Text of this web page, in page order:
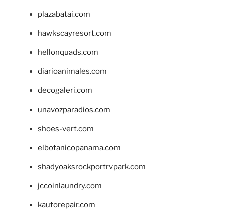
plazabatai.com
hawkscayresort.com
hellonquads.com
diarioanimales.com
decogaleri.com
unavozparadios.com
shoes-vert.com
elbotanicopanama.com
shadyoaksrockportrvpark.com
jccoinlaundry.com
kautorepair.com